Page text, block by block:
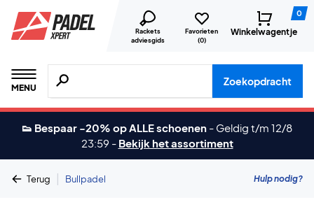
Rackets
adviesgids
Favorieten
(0)
0
Winkelwagentje
MENU
Zoeken naar producten, merken etc.
Zoekopdracht
👟 Bespaar -20% op ALLE schoenen - Geldig t/m 12/8
23:59 - Bekijk het assortiment
Terug | Bullpadel Hulp nodig?